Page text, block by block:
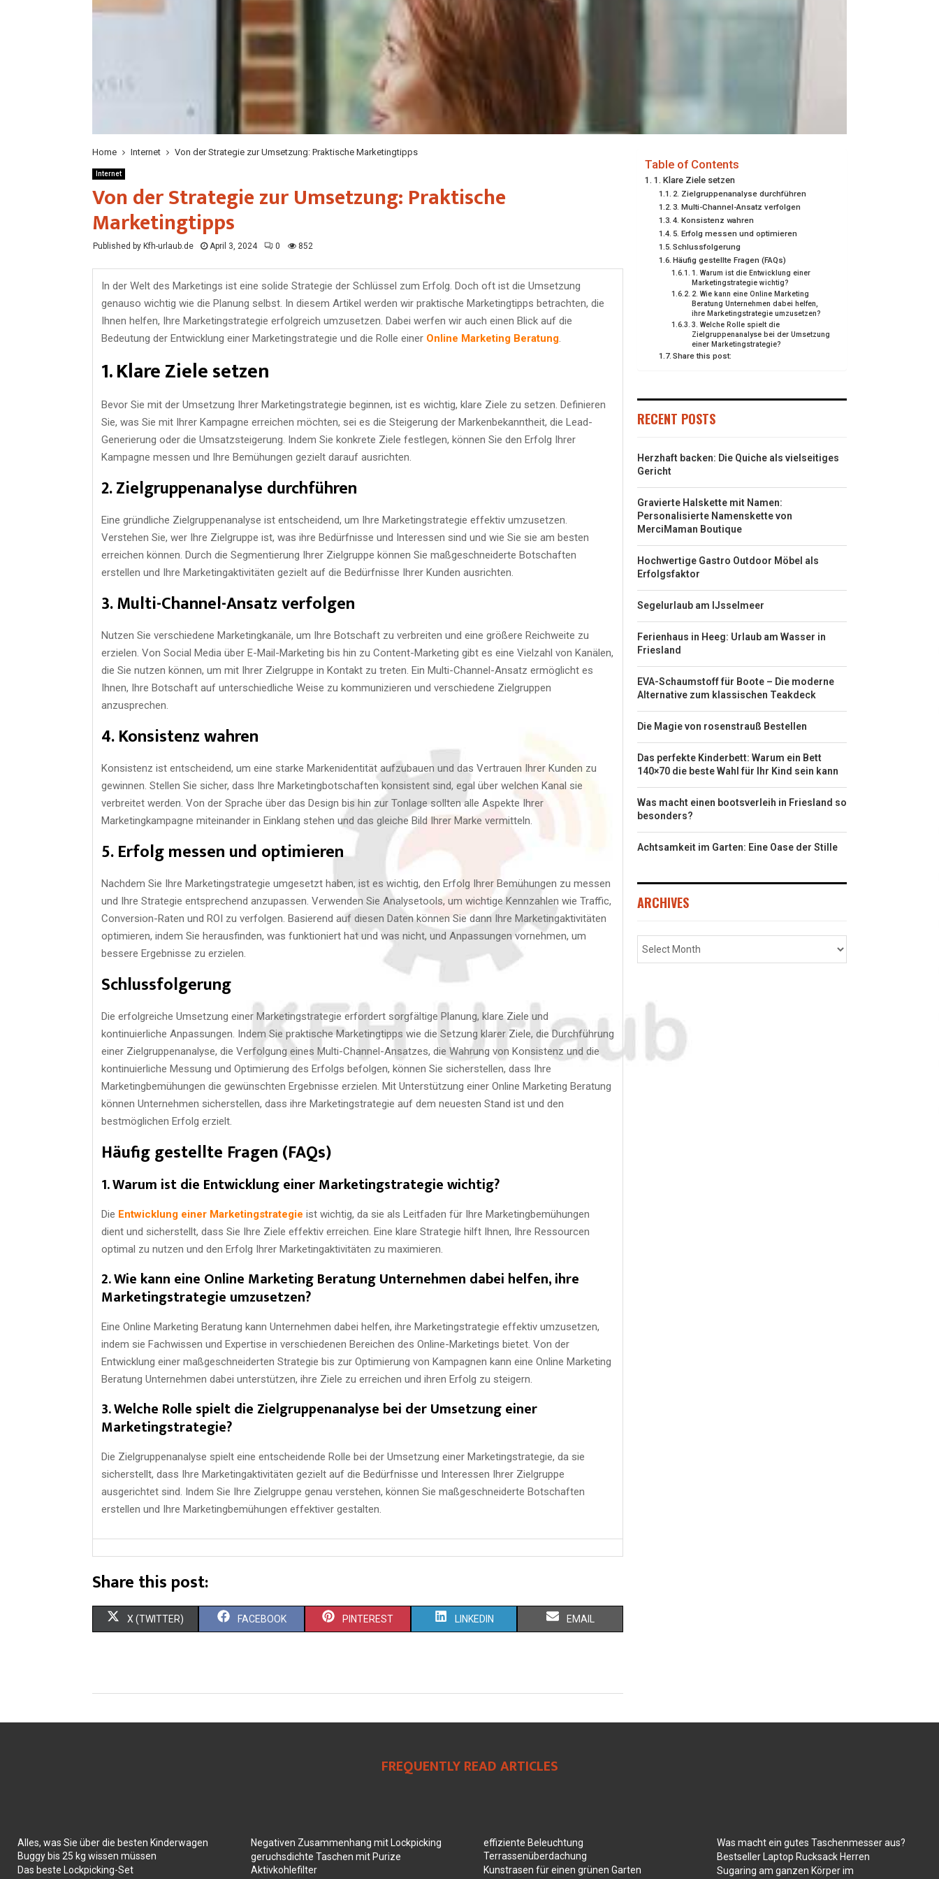
Home Internet Von der Strategie zur Umsetzung: Praktische Marketingtipps
Internet
Von der Strategie zur Umsetzung: Praktische
Marketingtipps
Published by Kfh-urlaub.de April 3, 2024 0 852
In der Welt des Marketings ist eine solide Strategie der Schlüssel zum Erfolg. Doch oft ist die Umsetzung
genauso wichtig wie die Planung selbst. In diesem Artikel werden wir praktische Marketingtipps betrachten, die
Ihnen helfen, Ihre Marketingstrategie erfolgreich umzusetzen. Dabei werfen wir auch einen Blick auf die
Bedeutung der Entwicklung einer Marketingstrategie und die Rolle einer Online Marketing Beratung
1. Klare Ziele setzen
Bevor Sie mit der Umsetzung Ihrer Marketingstrategie beginnen, ist es wichtig, klare Ziele zu setzen. Definieren
Sie, was Sie mit Ihrer Kampagne erreichen möchten, sei es die Steigerung der Markenbekanntheit, die Lead-
Generierung oder die Umsatzsteigerung. Indem Sie konkrete Ziele festlegen, können Sie den Erfolg Ihrer
Kampagne messen und Ihre Bemühungen gezielt darauf ausrichten.
2. Zielgruppenanalyse durchführen
Eine gründliche Zielgruppenanalyse ist entscheidend, um Ihre Marketingstrategie effektiv umzusetzen.
Verstehen Sie, wer Ihre Zielgruppe ist, was ihre Bedürfnisse und Interessen sind und wie Sie sie am besten
erreichen können. Durch die Segmentierung Ihrer Zielgruppe können Sie maßgeschneiderte Botschaften
erstellen und Ihre Marketingaktivitäten gezielt auf die Bedürfnisse Ihrer Kunden ausrichten.
3. Multi-Channel-Ansatz verfolgen
Nutzen Sie verschiedene Marketingkanäle, um Ihre Botschaft zu verbreiten und eine größere Reichweite zu
erzielen. Von Social Media über E-Mail-Marketing bis hin zu Content-Marketing gibt es eine Vielzahl von Kanälen,
die Sie nutzen können, um mit Ihrer Zielgruppe in Kontakt zu treten. Ein Multi-Channel-Ansatz ermöglicht es
Ihnen, Ihre Botschaft auf unterschiedliche Weise zu kommunizieren und verschiedene Zielgruppen
anzusprechen.
4. Konsistenz wahren
Konsistenz ist entscheidend, um eine starke Markenidentität aufzubauen und das Vertrauen Ihrer Kunden zu
gewinnen. Stellen Sie sicher, dass Ihre Marketingbotschaften konsistent sind, egal über welchen Kanal sie
verbreitet werden. Von der Sprache über das Design bis hin zur Tonlage sollten alle Aspekte Ihrer
Marketingkampagne miteinander in Einklang stehen und das gleiche Bild Ihrer Marke vermitteln.
5. Erfolg messen und optimieren
Nachdem Sie Ihre Marketingstrategie umgesetzt haben, ist es wichtig, den Erfolg Ihrer Bemühungen zu messen
und Ihre Strategie entsprechend anzupassen. Verwenden Sie Analysetools, um wichtige Kennzahlen wie Traffic,
Conversion-Raten und ROI zu verfolgen. Basierend auf diesen Daten können Sie dann Ihre Marketingaktivitäten
optimieren, indem Sie herausfinden, was funktioniert hat und was nicht, und Anpassungen vornehmen, um
bessere Ergebnisse zu erzielen.
Schlussfolgerung
Die erfolgreiche Umsetzung einer Marketingstrategie erfordert sorgfältige Planung, klare Ziele und
kontinuierliche Anpassungen. Indem Sie praktische Marketingtipps wie die Setzung klarer Ziele, die Durchführung
einer Zielgruppenanalyse, die Verfolgung eines Multi-Channel-Ansatzes, die Wahrung von Konsistenz und die
kontinuierliche Messung und Optimierung des Erfolgs befolgen, können Sie sicherstellen, dass Ihre
Marketingbemühungen die gewünschten Ergebnisse erzielen. Mit Unterstützung einer Online Marketing Beratung
können Unternehmen sicherstellen, dass ihre Marketingstrategie auf dem neuesten Stand ist und den
bestmöglichen Erfolg erzielt.
Häufig gestellte Fragen (FAQs)
1. Warum ist die Entwicklung einer Marketingstrategie wichtig?
Die Entwicklung einer Marketingstrategie ist wichtig, da sie als Leitfaden für Ihre Marketingbemühungen
dient und sicherstellt, dass Sie Ihre Ziele effektiv erreichen. Eine klare Strategie hilft Ihnen, Ihre Ressourcen
optimal zu nutzen und den Erfolg Ihrer Marketingaktivitäten zu maximieren.
2. Wie kann eine Online Marketing Beratung Unternehmen dabei helfen, ihre
Marketingstrategie umzusetzen?
Eine Online Marketing Beratung kann Unternehmen dabei helfen, ihre Marketingstrategie effektiv umzusetzen,
indem sie Fachwissen und Expertise in verschiedenen Bereichen des Online-Marketings bietet. Von der
Entwicklung einer maßgeschneiderten Strategie bis zur Optimierung von Kampagnen kann eine Online Marketing
Beratung Unternehmen dabei unterstützen, ihre Ziele zu erreichen und ihren Erfolg zu steigern.
3. Welche Rolle spielt die Zielgruppenanalyse bei der Umsetzung einer
Marketingstrategie?
Die Zielgruppenanalyse spielt eine entscheidende Rolle bei der Umsetzung einer Marketingstrategie, da sie
sicherstellt, dass Ihre Marketingaktivitäten gezielt auf die Bedürfnisse und Interessen Ihrer Zielgruppe
ausgerichtet sind. Indem Sie Ihre Zielgruppe genau verstehen, können Sie maßgeschneiderte Botschaften
erstellen und Ihre Marketingbemühungen effektiver gestalten.
Share this post:
X (TWITTER) FACEBOOK PINTEREST LINKEDIN EMAIL
Table of Contents
1. Klare Ziele setzen
2. Zielgruppenanalyse durchführen
3. Multi-Channel-Ansatz verfolgen
4. Konsistenz wahren
5. Erfolg messen und optimieren
Schlussfolgerung
Häufig gestellte Fragen (FAQs)
1. Warum ist die Entwicklung einer
Marketingstrategie wichtig?
2. Wie kann eine Online Marketing
Beratung Unternehmen dabei helfen,
ihre Marketingstrategie umzusetzen?
3. Welche Rolle spielt die
Zielgruppenanalyse bei der Umsetzung
einer Marketingstrategie?
Share this post:
RECENT POSTS
Herzhaft backen: Die Quiche als vielseitiges
Gericht
Gravierte Halskette mit Namen:
Personalisierte Namenskette von
MerciMaman Boutique
Hochwertige Gastro Outdoor Möbel als
Erfolgsfaktor
Segelurlaub am IJsselmeer
Ferienhaus in Heeg: Urlaub am Wasser in
Friesland
EVA-Schaumstoff für Boote – Die moderne
Alternative zum klassischen Teakdeck
Die Magie von rosenstrauß Bestellen
Das perfekte Kinderbett: Warum ein Bett
140×70 die beste Wahl für Ihr Kind sein kann
Was macht einen bootsverleih in Friesland so
besonders?
Achtsamkeit im Garten: Eine Oase der Stille
ARCHIVES
FREQUENTLY READ ARTICLES
Alles, was Sie über die besten Kinderwagen
Buggy bis 25 kg wissen müssen
Das beste Lockpicking-Set
Negativen Zusammenhang mit Lockpicking
geruchsdichte Taschen mit Purize
Aktivkohlefilter
effiziente Beleuchtung
Terrassenüberdachung
Kunstrasen für einen grünen Garten
Was macht ein gutes Taschenmesser aus?
Bestseller Laptop Rucksack Herren
Sugaring am ganzen Körper im